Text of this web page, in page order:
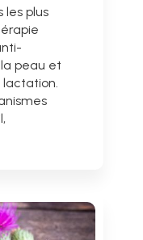
les plus
peau et
lactation.